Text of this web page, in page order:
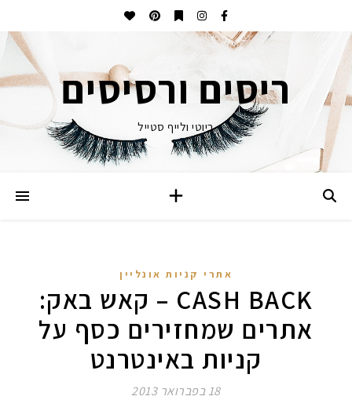
ריסים ורסיסים
ביוטי ולייף סטייל
אתרי קניות אונליין
CASH BACK – קאש באק:
אתרים שמחזירים כסף על
קניות באינטרנט
18 בפברואר 2013